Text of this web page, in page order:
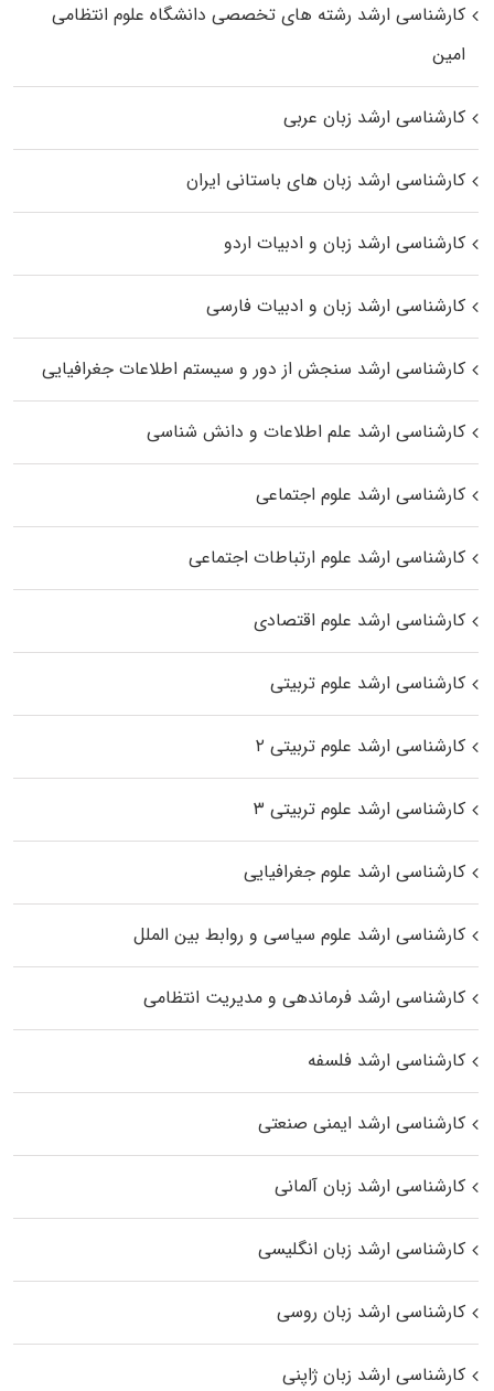
کارشناسی ارشد رﺷﺘﻪ ﻫﺎی تخصصی داﻧﺸﮕﺎه ﻋﻠﻮم انتظامی
اﻣﻴﻦ
کارشناسی ارشد زبان عربی
کارشناسی ارشد زبان‌ های باستانی ایران
کارشناسی ارشد زبان و ادبیات اردو
کارشناسی ارشد زبان و ادبیات فارسی
کارشناسی ارشد سنجش از دور و سیستم اطلاعات جغرافیایی
کارشناسی ارشد علم اطلاعات و دانش شناسی
کارشناسی ارشد علوم اجتماعی
کارشناسی ارشد علوم ارتباطات اجتماعی
کارشناسی ارشد علوم اقتصادی
کارشناسی ارشد علوم تربیتی
کارشناسی ارشد علوم تربیتی ۲
کارشناسی ارشد علوم تربیتی ۳
کارشناسی ارشد علوم جغرافیایی
کارشناسی ارشد علوم سیاسی و روابط بین الملل
کارشناسی ارشد فرماندهی و مدیریت انتظامی
کارشناسی ارشد فلسفه
کارشناسی ارشد ایمنی صنعتی
کارشناسی ارشد زبان آلمانی
کارشناسی ارشد زبان انگلیسی
کارشناسی ارشد زبان روسی
کارشناسی ارشد زبان ژاپنی